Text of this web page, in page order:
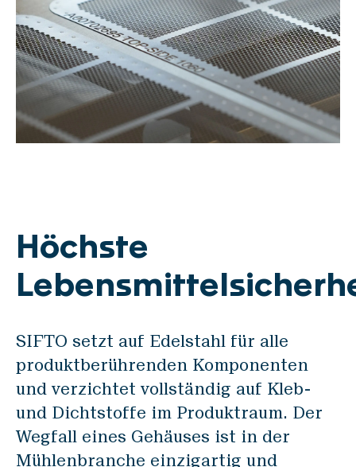
Höchste
SIFTO setzt auf Edelstahl für alle
produktberührenden Komponenten
und verzichtet vollständig auf Kleb-
und Dichtstoffe im Produktraum. Der
Wegfall eines Gehäuses ist in der
Mühlenbranche einzigartig und